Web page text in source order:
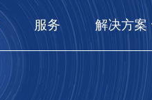
服务 解决方案